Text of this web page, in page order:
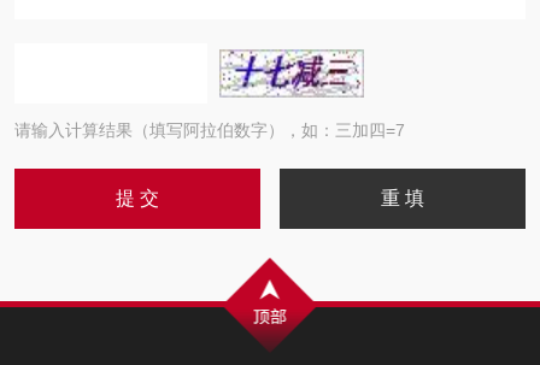
请输入计算结果（填写阿拉伯数字），如：三加四=7